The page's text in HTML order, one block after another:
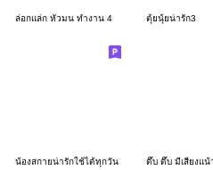
ล่อกแล่ก หัวมน ทำงาน 4 ตุ้ยนุ้ยน่ารัก3
น้องสกายน่ารักใช้ได้ทุกวัน